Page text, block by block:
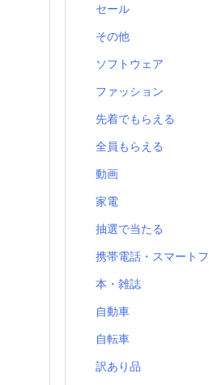
セール
その他
ソフトウェア
ファッション
先着でもらえる
全員もらえる
動画
家電
抽選で当たる
携帯電話・スマート
本・雑誌
自動車
自転車
訳あり品